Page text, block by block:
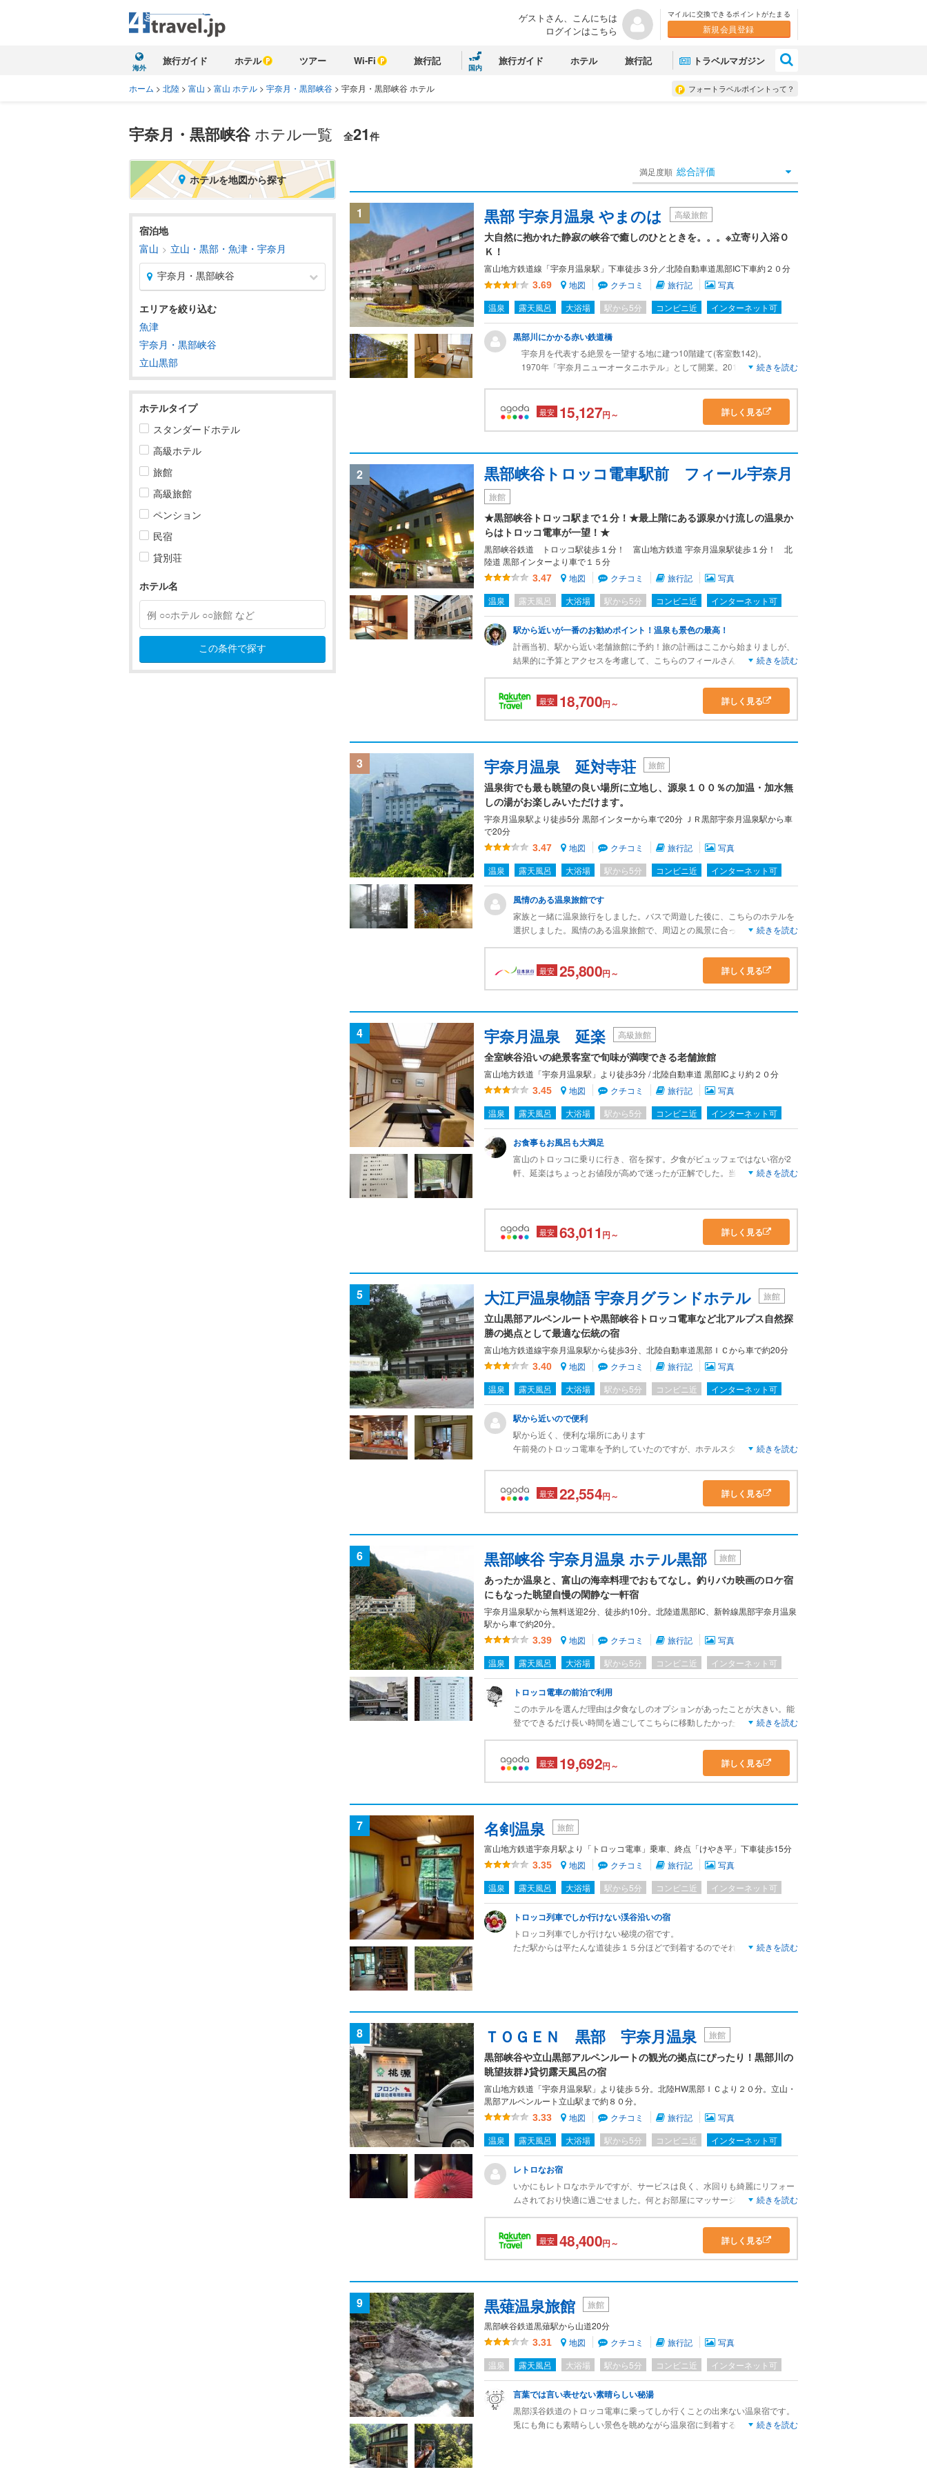
ゲストさん、こんにちは
ログインはこちら
マイルに交換できるポイントがたまる
新規会員登録
海外
旅行ガイド ホテル ツアー Wi-Fi 旅行記
国内
旅行ガイド ホテル 旅行記 トラベルマガジン
フォートラベルポイントって？
ホーム > 北陸 > 富山 > 富山 ホテル > 宇奈月・黒部峡谷 > 宇奈月・黒部峡谷 ホテル
宇奈月・黒部峡谷ホテル一覧 全21件
満足度順 総合評価
1 黒部 宇奈月温泉 やまのは 高級旅館
大自然に抱かれた静寂の峡谷で癒しのひとときを。。。※立寄り入浴Ｏ
Ｋ！
富山地方鉄道線「宇奈月温泉駅」下車徒歩３分／北陸自動車道黒部IC下車約２０分
3.69 地図 クチコミ 旅行記
写真
温泉
露天風呂 大浴場 駅から5分 コンビニ近 インターネット可
黒部川にかかる赤い鉄道橋
宇奈月を代表する絶景を一望する地に建つ10階建て(客室数142)。
1970年「宇奈月ニューオータニホテル」として開業。2014年オリックス
オリックスはその後、2020～2025年に杉乃井ホテル(別府)の大規模リニュ
ーアルも完工させており、豊富な資金力に感嘆。
ラス客室。今回は本館6階・スタンダード和室 街側(10畳)に1泊。
客室は座卓と座椅子があるだけで、簡素。広縁や椅子・テーブルもない。
リニューアルすべきだった。
無料WiFi、冷蔵庫、ポット、金庫、ドライヤーなど設備・アメニティーは
揃うが、冷蔵庫は古いせいか音が大きい。液晶テレビは40型。USBポートが
あるのはgood。
温泉大浴場(15:00～0:00,5:00～9:30)は1階の「棚湯」と「大黒部」。内
湯・露天・サウナがあり、夜間に男女を入替え。「棚湯」は本家・杉乃井ホ
テルほどではないが、峡谷の絶景スポットが見えるのはアドバンテージ。た
だ、男は朝(5:00～9:30)しか入れない。この宿も女性優遇。尚、源泉かけ流
し(加水)は「大黒部」の露天のみ。それ以外は循環ろ過。
夕食(17:30～21:00)は本館2階、ビュッフェレストラン「Seeds」(260
席)。90分制。QRコードからの予約が必須。
人気メニュー(造り、ます寿司)には行列が絶えないので、ゲットするのも一
苦労。
い。
ロビーの窓は全面ガラスになっていて、黒部川と新旧の山彦橋、トロッコ
電車の宇奈月駅を一望。この景色を見るだけでも泊まる価値があるかもしれ
ない。
残念な点もある。到着時、車を玄関につけると、スタッフから荷物を降ろ
すよう案内があったのに、荷物を運んでくれない。駐車場に車を停めに行っ
メディアでも度々取り上げられているので、ゲストの数が多い。そのせい
で大浴場やレストランが混雑。居心地がいいとは言えない。
2食付で1万円台前半とまずまずの料金設定だが、何を重視するかで評価が
続きを読む
最安 15,127円～ 詳しく見る
2 黒部峡谷トロッコ電車駅前 フィール宇奈月
旅館
★黒部峡谷トロッコ駅まで１分！★最上階にある源泉かけ流しの温泉か
らはトロッコ電車が一望！★
黒部峡谷鉄道 トロッコ駅徒歩１分！ 富山地方鉄道 宇奈月温泉駅徒歩１分！ 北
陸道 黒部インターより車で１５分
3.47 地図 クチコミ 旅行記
写真
温泉
露天風呂 大浴場 駅から5分 コンビニ近 インターネット可
駅から近いが一番のお勧めポイント！温泉も景色の最高！
計画当初、駅から近い老舗旅館に予約！旅の計画はここから始まりましが、
結果的に予算とアクセスを考慮して、こちらのフィールさんにお世話になり
私が宿泊した火曜日は、街のレストラン定休日ばかかり、途方に暮れました
が結果的に押し寿司を購入し入浴後部屋で頂きました。
酒類の自販機がないこと、ランドリーが無い事、ちょっと残念点もありまし
たが、ブルーシールアイスが嬉しかったので高評価です。
宇奈月温泉もとろっとした透明のお湯で、大変気に入りました。
続きを読む
最安 18,700円～ 詳しく見る
3 宇奈月温泉 延対寺荘 旅館
温泉街でも最も眺望の良い場所に立地し、源泉１００％の加温・加水無
しの湯がお楽しみいただけます。
宇奈月温泉駅より徒歩5分 黒部インターから車で20分 ＪＲ黒部宇奈月温泉駅から車
で20分
3.47 地図 クチコミ 旅行記
写真
温泉
露天風呂 大浴場 駅から5分 コンビニ近 インターネット可
風情のある温泉旅館です
家族と一緒に温泉旅行をしました。バスで周遊した後に、こちらのホテルを
選択しました。風情のある温泉旅館で、周辺との風景に合っていると思いま
応に関しても、丁寧な印象を受けました。部屋や大浴場はゆったりとした設
定で、有意義な時間を過ごす事ができました。
続きを読む
最安 25,800円～ 詳しく見る
4 宇奈月温泉 延楽 高級旅館
全室峡谷沿いの絶景客室で旬味が満喫できる老舗旅館
富山地方鉄道「宇奈月温泉駅」より徒歩3分 / 北陸自動車道 黒部ICより約２０分
3.45 地図 クチコミ 旅行記
写真
温泉
露天風呂 大浴場 駅から5分 コンビニ近 インターネット可
お食事もお風呂も大満足
富山のトロッコに乗りに行き、宿を探す。夕食がビュッフェではない宿が2
軒、延楽はちょっとお値段が高めで迷ったが正解でした。当日露天風呂付き
食事でした。ぜひまたリピートしたいお宿です。
続きを読む
最安 63,011 円～ 詳しく見る
5 大江戸温泉物語 宇奈月グランドホテル 旅館
立山黒部アルペンルートや黒部峡谷トロッコ電車など北アルプス自然探
勝の拠点として最適な伝統の宿
富山地方鉄道線宇奈月温泉駅から徒歩3分、北陸自動車道黒部ＩＣから車で約20分
3.40 地図 クチコミ 旅行記
写真
温泉
露天風呂 大浴場 駅から5分 コンビニ近 インターネット可
駅から近いので便利
駅から近く、便利な場所にあります
午前発のトロッコ電車を予約していたのですが、ホテルスタッフのご厚意
お風呂は、少々洗い場が少なかったのは気になりましたが、床が畳っぽくて
柔らかく、小さい子供にも安心だと思いました
パン置き場の後ろで、良い匂いをさせてパンを焼いているのが印象的でした
続きを読む
最安 22,554円～ 詳しく見る
6 黒部峡谷 宇奈月温泉 ホテル黒部 旅館
あったか温泉と、富山の海幸料理でおもてなし。釣りバカ映画のロケ宿
にもなった眺望自慢の閑静な一軒宿
宇奈月温泉駅から無料送迎2分、徒歩約10分。北陸道黒部IC、新幹線黒部宇奈月温泉
駅から車で約20分。
3.39 地図 クチコミ 旅行記
写真
温泉
露天風呂 大浴場 駅から5分 コンビニ近 インターネット可
トロッコ電車の前泊で利用
このホテルを選んだ理由は夕食なしのオプションがあったことが大きい。能
登でできるだけ長い時間を過ごしてこちらに移動したかったので夕食の時間
かない旅館は基本的に敬遠するけど、ここ宇奈月温泉でも素泊まりの選択肢
がとれたのである。
施設は古いが問題なし。トロッコ電車に乗っている間駐車場を使わせてもら
ホテルまで少し坂道を登らなくてはならないが、黒部川と新山彦橋を見下ろ
すところなども通り苦にはならない。
続きを読む
最安 19,692円～ 詳しく見る
7 名剣温泉
旅館
富山地方鉄道宇奈月駅より「トロッコ電車」乗車、終点「けやき平」下車徒歩15分
3.35 地図 クチコミ 旅行記
写真
温泉
露天風呂 大浴場 駅から5分 コンビニ近 インターネット可
トロッコ列車でしか行けない渓谷沿いの宿
トロッコ列車でしか行けない秘境の宿です。
ただ駅からは平たんな道徒歩１５分ほどで到着するのでそれほど秘境感はあ
宇奈月温泉あたりからは数度気温が低いので、夏でも涼しい。
続きを読む
8 ＴＯＧＥＮ 黒部 宇奈月温泉 旅館
黒部峡谷や立山黒部アルペンルートの観光の拠点にぴったり！黒部川の
眺望抜群♪貸切露天風呂の宿
富山地方鉄道「宇奈月温泉駅」より徒歩５分。北陸HW黒部ＩＣより２０分。立山・
黒部アルペンルート立山駅まで約８０分。
3.33 地図 クチコミ 旅行記
写真
温泉
露天風呂 大浴場 駅から5分 コンビニ近 インターネット可
レトロなお宿
いかにもレトロなホテルですが、サービスは良く、水回りも綺麗にリフォー
ムされており快適に過ごせました。何とお部屋にマッサージチェアもあり。
続きを読む
最安 48,400円～ 詳しく見る
9 黒薙温泉旅館
旅館
黒部峡谷鉄道黒薙駅から山道20分
3.31 地図 クチコミ 旅行記
写真
温泉
露天風呂 大浴場 駅から5分 コンビニ近 インターネット可
言葉では言い表せない素晴らしい秘湯
黒部渓谷鉄道のトロッコ電車に乗ってしか行くことの出来ない温泉宿です。
兎にも角にも素晴らしい景色を眺めながら温泉宿に到着するのですが、トロ
続きを読む
ホテルを地図から探す
宿泊地
富山
立山・黒部・魚津・宇奈月
宇奈月・黒部峡谷
北海道
東北
関東
北陸
富山すべて
富山・滑川
立山・黒部・魚津・宇奈月
宇奈月・黒部峡谷
立山黒部
高岡・氷見
エリアを絞り込む
魚津
宇奈月・黒部峡谷
立山黒部
ホテルタイプ
スタンダードホテル
高級ホテル
旅館
高級旅館
ペンション
民宿
貸別荘
ホテル名
この条件で探す